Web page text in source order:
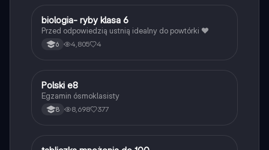
BBiologia
biologia- ryby klasa 6
Przed odpowiedzią ustnią idealny do powtórki ❤️
6 4,805 4
Język polski
Polski e8
Egzamin ósmoklasisty
8 8,698 377